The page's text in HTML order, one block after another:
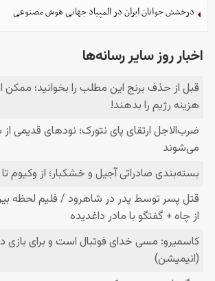
درخشش جوانان ایران در المپیاد جهانی هوش مصنوعی